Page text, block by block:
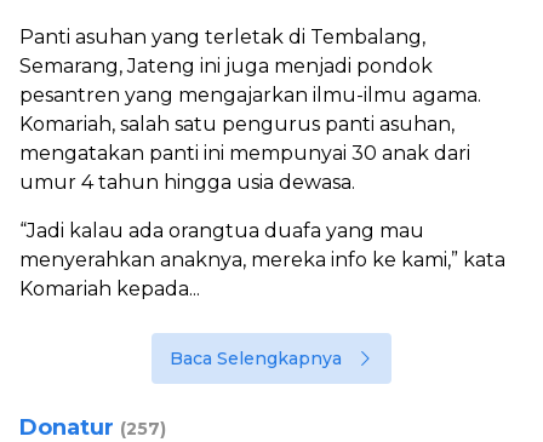
Panti asuhan yang terletak di Tembalang,
Semarang, Jateng ini juga menjadi pondok
pesantren yang mengajarkan ilmu-ilmu agama.
Komariah, salah satu pengurus panti asuhan,
mengatakan panti ini mempunyai 30 anak dari
umur 4 tahun hingga usia dewasa.
“Jadi kalau ada orangtua duafa yang mau
menyerahkan anaknya, mereka info ke kami,” kata
Komariah kepada...
Baca Selengkapnya
Donatur (257)